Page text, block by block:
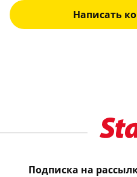
Написать
Подписка на